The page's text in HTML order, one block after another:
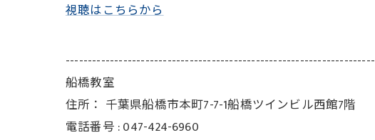
視聴はこちらから
----------------------------------------------------------------------
船橋教室
住所： 千葉県船橋市本町7-7-1船橋ツインビル西館7階
電話番号 :047-424-6960